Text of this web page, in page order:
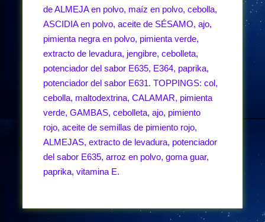
de ALMEJA en polvo, maíz en polvo, cebolla,
ASCIDIA en polvo, aceite de SÉSAMO, ajo,
pimienta negra en polvo, pimienta verde,
extracto de levadura, jengibre, cebolleta,
potenciador del sabor E635, E364, paprika,
potenciador del sabor E631. TOPPINGS: col,
cebolla, maltodextrina, CALAMAR, pimienta
verde, GAMBAS, cebolleta, ajo, pimiento
rojo, aceite de semillas de pimiento rojo,
ALMEJAS, extracto de levadura, potenciador
del sabor E635, arroz en polvo, goma guar,
paprika, vitamina E.